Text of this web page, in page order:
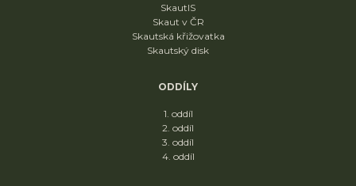
SkautIS
Skaut v ČR
Skautská křižovatka
Skautský disk
ODDÍLY
1. oddíl
2. oddíl
3. oddíl
4. oddíl